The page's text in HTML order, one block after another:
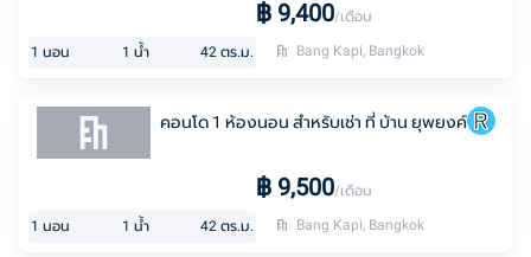
฿ 9,400/เดือน
1 นอน 1 น้ำ 42 ตร.ม. Bang Kapi, Bangkok
คอนโด 1 ห้องนอน สำหรับเช่า ที่ บ้าน ยุพยงค์
฿ 9,500/เดือน
1 นอน 1 น้ำ 42 ตร.ม. Bang Kapi, Bangkok